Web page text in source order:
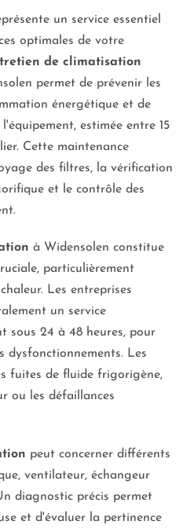
un service essentiel
optimales de votre
de climatisation
permet de prévenir les
énergétique et de
estimée entre 15
Cette maintenance
des filtres, la vérification
et le contrôle des
à Widensolen constitue
particulièrement
Les entreprises
un service
sous 24 à 48 heures, pour
dysfonctionnements. Les
fuites de fluide frigorigène,
ou les défaillances
peut concerner différents
ventilateur, échangeur
diagnostic précis permet
et d'évaluer la pertinence